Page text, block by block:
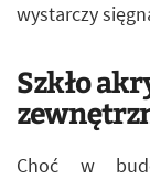
wystarczy
Szkło
Choć w